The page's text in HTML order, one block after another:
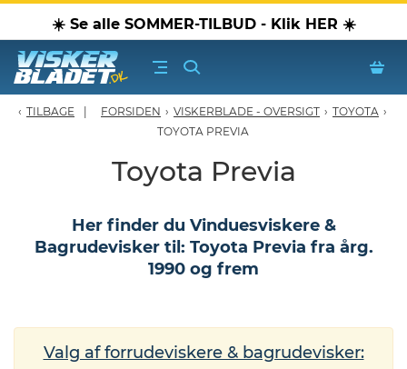
☀️ Se alle SOMMER-TILBUD - Klik HER ☀️
olier & spray
Produkter
TILBAGE FORSIDEN › VISKERBLADE - OVERSIGT › TOYOTA ›
TOYOTA PREVIA
Toyota Previa
Her finder du Vinduesviskere &
Bagrudevisker til: Toyota Previa fra årg.
1990 og frem
Valg af forrudeviskere & bagrudevisker: